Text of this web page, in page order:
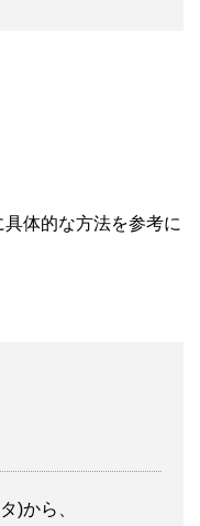
体的な方法を参考に
)から、